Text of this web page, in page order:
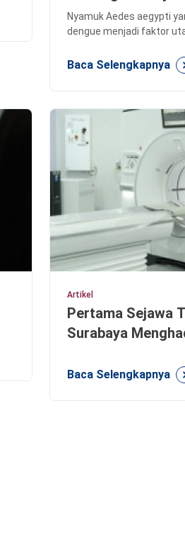
Berdarah
Nyamuk Aedes aegypti
dengue menjadi faktor
Baca Selengkapnya
Artikel
Pertama Sejawa
Surabaya
#checkupcanggih
Baca Selengkapnya